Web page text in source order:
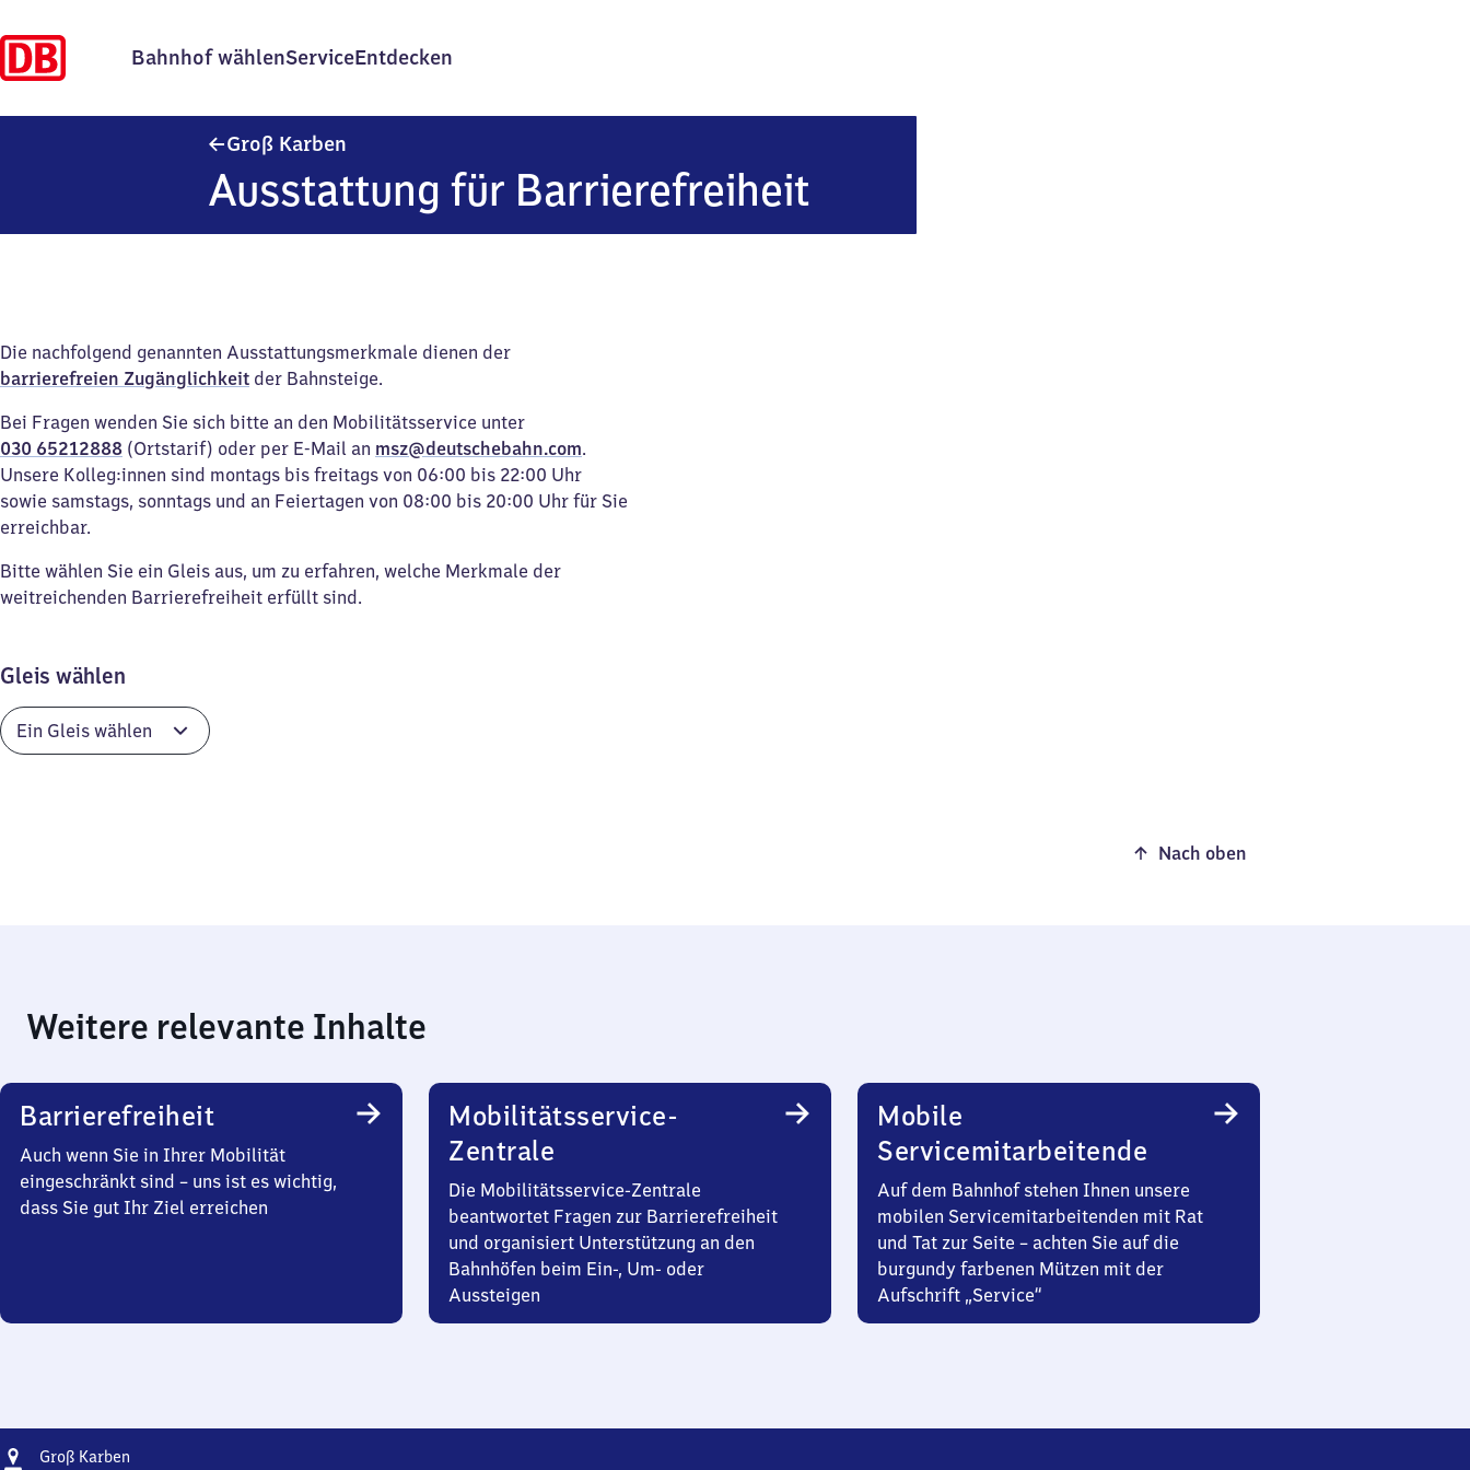
Bahnhof wählenServiceEntdecken
Groß Karben
Ausstattung für Barrierefreiheit
Die nachfolgend genannten Ausstattungsmerkmale dienen der
barrierefreien Zugänglichkeit der Bahnsteige.
Bei Fragen wenden Sie sich bitte an den Mobilitätsservice unter
030 65212888 (Ortstarif) oder per E-Mail an msz@deutschebahn.com.
Unsere Kolleg:innen sind montags bis freitags von 06:00 bis 22:00 Uhr
sowie samstags, sonntags und an Feiertagen von 08:00 bis 20:00 Uhr für Sie
erreichbar.
Bitte wählen Sie ein Gleis aus, um zu erfahren, welche Merkmale der
weitreichenden Barrierefreiheit erfüllt sind.
Gleis wählen
Nach oben
Weitere relevante Inhalte
Barrierefreiheit
Auch wenn Sie in Ihrer Mobilität
eingeschränkt sind – uns ist es wichtig,
dass Sie gut Ihr Ziel erreichen
Mobilitätsservice-
Zentrale
Die Mobilitätsservice-Zentrale
beantwortet Fragen zur Barrierefreiheit
und organisiert Unterstützung an den
Bahnhöfen beim Ein-, Um- oder
Aussteigen
Mobile
Servicemitarbeitende
Auf dem Bahnhof stehen Ihnen unsere
mobilen Servicemitarbeitenden mit Rat
und Tat zur Seite – achten Sie auf die
burgundy farbenen Mützen mit der
Aufschrift „Service“
Adresse
Groß Karben